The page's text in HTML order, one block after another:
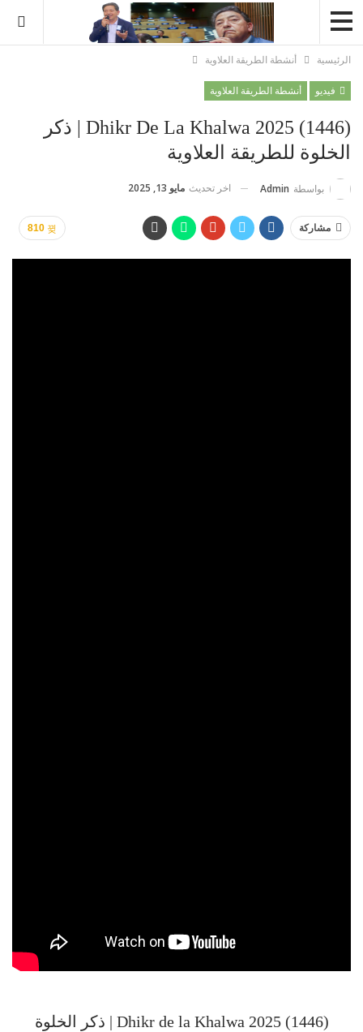
الرئيسية أنشطة الطريقة العلاوية
فيديو أنشطة الطريقة العلاوية
Dhikr De La Khalwa 2025 (1446) | ذكر
الخلوة للطريقة العلاوية
بواسطة Admin اخر تحديث مايو 13, 2025
810 مشاركة
Dhikr de la Khalwa 2025 (1446) | ذكر الخلوة